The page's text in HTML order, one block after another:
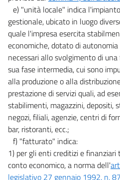
e) "unità locale" indica
gestionale, ubicato in luogo
quale l'impresa esercita
economiche, dotato di
necessari allo svolgimento di
sua fase intermedia, cui sono
alla produzione o alla
prestazione di servizi quali, ad
stabilimenti, magazzini, depositi,
negozi, filiali, agenzie, centri di
bar, ristoranti, ecc.;
f) "fatturato" indica:
1) per gli enti creditizi e
conto economico, a norma dell'
legislativo 27 gennaio 1992, n. 87